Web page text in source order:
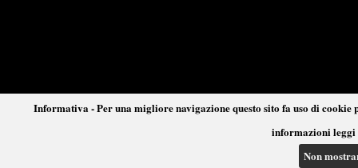
Informativa - Per una migliore navigazione questo sito fa uso di
informazioni leggi
Non